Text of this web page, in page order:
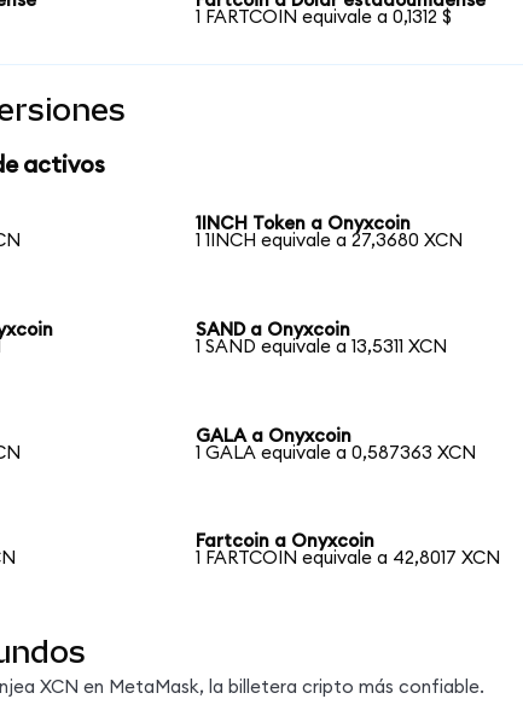
1 FARTCOIN equivale a 0,1312 $
activos
1INCH Token a Onyxcoin
1 1INCH equivale a 27,3680 XCN
SAND a Onyxcoin
1 SAND equivale a 13,5311 XCN
GALA a Onyxcoin
1 GALA equivale a 0,587363 XCN
Fartcoin a Onyxcoin
1 FARTCOIN equivale a 42,8017 XCN
XCN en MetaMask, la billetera cripto más confiable.